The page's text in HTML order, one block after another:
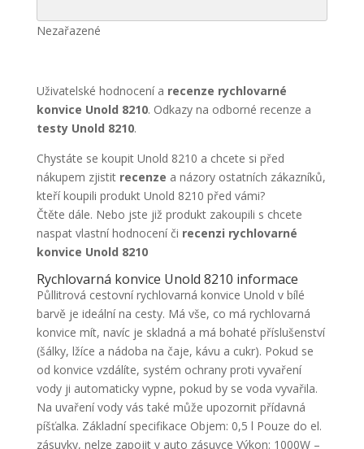
Nezařazené
Uživatelské hodnocení a recenze rychlovarné
konvice Unold 8210. Odkazy na odborné recenze a
testy Unold 8210.
Chystáte se koupit Unold 8210 a chcete si před
nákupem zjistit recenze a názory ostatních zákazníků,
kteří koupili produkt Unold 8210 před vámi?
Čtěte dále. Nebo jste již produkt zakoupili s chcete
naspat vlastní hodnocení či recenzi rychlovarné
konvice Unold 8210
Rychlovarná konvice Unold 8210 informace
Půllitrová cestovní rychlovarná konvice Unold v bílé
barvě je ideální na cesty. Má vše, co má rychlovarná
konvice mít, navíc je skladná a má bohaté příslušenství
(šálky, lžíce a nádoba na čaje, kávu a cukr). Pokud se
od konvice vzdálíte, systém ochrany proti vyvaření
vody ji automaticky vypne, pokud by se voda vyvařila.
Na uvaření vody vás také může upozornit přídavná
píšťalka. Základní specifikace Objem: 0,5 l Pouze do el.
zásuvky, nelze zapojit v auto zásuvce Výkon: 1000W –